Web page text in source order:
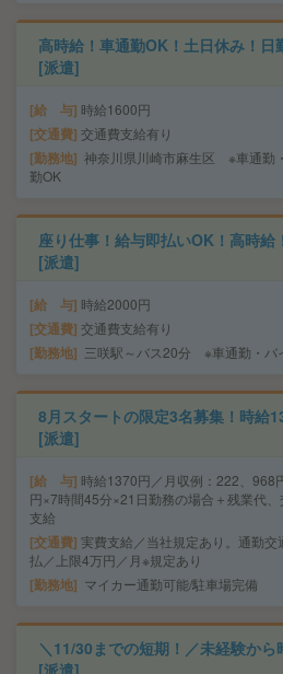
高時給！車通勤OK！土日休み！日
[派遣]
給 与 時給1600円
交通費 交通費支給有り
勤務地 神奈川県川崎市麻生区 ※車通勤
勤OK
座り仕事！給与即払いOK！高時給
[派遣]
給 与 時給2000円
交通費 交通費支給有り
勤務地 三咲駅～バス20分 ※車通勤・バ
8月スタートの限定3名募集！時給
[派遣]
給 与 時給1370円／月収例：222、968
円×7時間45分×21日勤務の場合＋残業代、
支給
交通費 実費支給／当社規定あり。通勤交
払／上限4万円／月※規定あり
勤務地 マイカー通勤可能/駐車場完備
＼11/30までの短期！／未経験か
[派遣]